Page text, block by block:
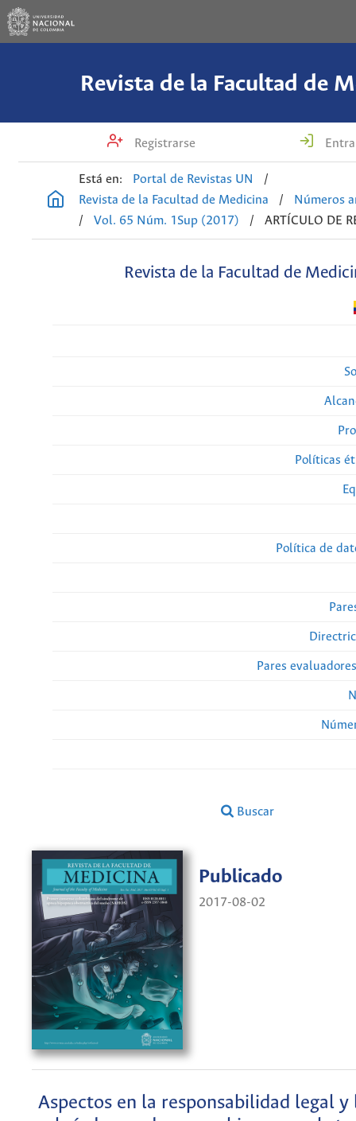
Revista de la Facultad de
Registrarse
Está en: Portal de Revistas UN
/
Revista de la Facultad de Medicina
/
Números
/
Vol. 65 Núm. 1Sup (2017) / ARTÍCULO DE
Revista de la Facultad de
Políticas
Política de
Pares
Buscar
Publicado
2017-08-02
Aspectos en la responsabilidad legal